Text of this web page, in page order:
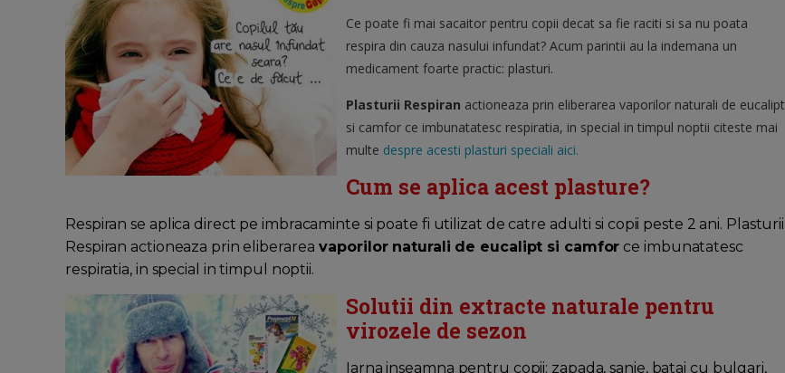
Ce poate fi mai sacaitor pentru copii decat sa fie raciti si sa nu poata
respira din cauza nasului infundat? Acum parintii au la indemana un
medicament foarte practic: plasturi.
Plasturii Respiran actioneaza prin eliberarea vaporilor naturali de eucalipt
si camfor ce imbunatatesc respiratia, in special in timpul noptii citeste mai
multe despre acesti plasturi speciali aici.
Cum se aplica acest plasture?
Respiran se aplica direct pe imbracaminte si poate fi utilizat de catre adulti si copii peste 2 ani. Plasturii
Respiran actioneaza prin eliberarea vaporilor naturali de eucalipt si camfor ce imbunatatesc
respiratia, in special in timpul noptii.
Solutii din extracte naturale pentru
virozele de sezon
Iarna inseamna pentru copii: zapada, sanie, batai cu bulgari,